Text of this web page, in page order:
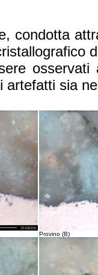
condotta
artefatti sia
Provino (B)